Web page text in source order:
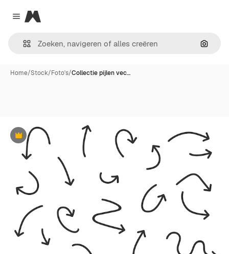
Close menu
Magnific
Home/Stock/Foto's/Collectie pijlen vec…
Premium